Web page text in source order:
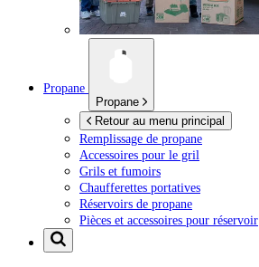
Propane
Propane
Retour au menu principal
Remplissage de propane
Accessoires pour le gril
Grils et fumoirs
Chaufferettes portatives
Réservoirs de propane
Pièces et accessoires pour réservoir